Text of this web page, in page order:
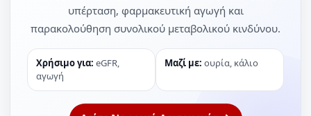
υπέρταση, φαρμακευτική αγωγή και
παρακολούθηση συνολικού μεταβολικού κινδύνου.
Χρήσιμο για: eGFR,
αγωγή
Μαζί με: ουρία, κάλιο